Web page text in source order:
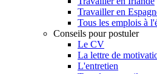
Travailler en
Tous les emplois à
Conseils pour postuler
Le CV
La lettre de
L'entretien